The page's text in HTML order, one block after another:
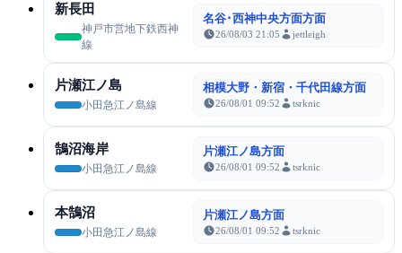
新長田
神戸市営地下鉄西神
線
名谷･西神中央方面方面
26/08/03 21:05 jettleigh
片瀬江ノ島
小田急江ノ島線
相模大野・新宿・千代田線方面
26/08/01 09:52 tsrknic
鵠沼海岸
小田急江ノ島線
片瀬江ノ島方面
26/08/01 09:52 tsrknic
本鵠沼
小田急江ノ島線
片瀬江ノ島方面
26/08/01 09:52 tsrknic